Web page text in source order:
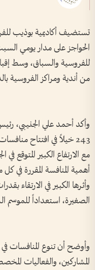
تستضيف أكاديمية بوذيب
الحواجز على مدار يومي
للفروسية والسباق، وسط
من أندية ومراكز الفروسية
وأكد أحمد علي الجنيبي،
243 خيلاً في افتتاح
مع الارتفاع الكبير المتوقع
أهمية المنافسة المقررة في
وأثرها الكبير في الارتقاء
الصغيرة، استعداداً للموسم
وأوضح أن تنوع المنافسات في